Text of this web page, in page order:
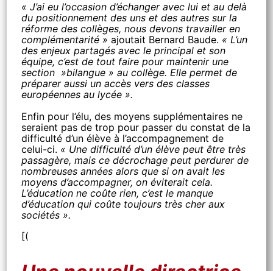
« J’ai eu l’occasion d’échanger avec lui et au delà
du positionnement des uns et des autres sur la
réforme des collèges, nous devons travailler en
complémentarité » ajoutait Bernard Baude. « L’un
des enjeux partagés avec le principal et son
équipe, c’est de tout faire pour maintenir une
section »bilangue » au collège. Elle permet de
préparer aussi un accès vers des classes
européennes au lycée ».
Enfin pour l’élu, des moyens supplémentaires ne
seraient pas de trop pour passer du constat de la
difficulté d’un élève à l’accompagnement de
celui-ci. « Une difficulté d’un élève peut être très
passagère, mais ce décrochage peut perdurer de
nombreuses années alors que si on avait les
moyens d’accompagner, on éviterait cela.
L’éducation ne coûte rien, c’est le manque
d’éducation qui coûte toujours très cher aux
sociétés ».
[(